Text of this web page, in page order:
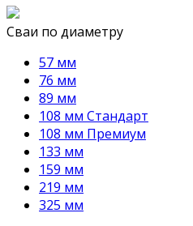
Сваи по диаметру
57 мм
76 мм
89 мм
108 мм Стандарт
108 мм Премиум
133 мм
159 мм
219 мм
325 мм